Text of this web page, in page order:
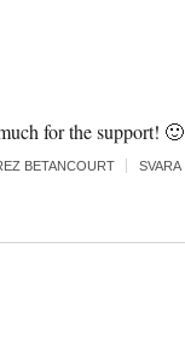
for the support! 🙂
BETANCOURT SVARA